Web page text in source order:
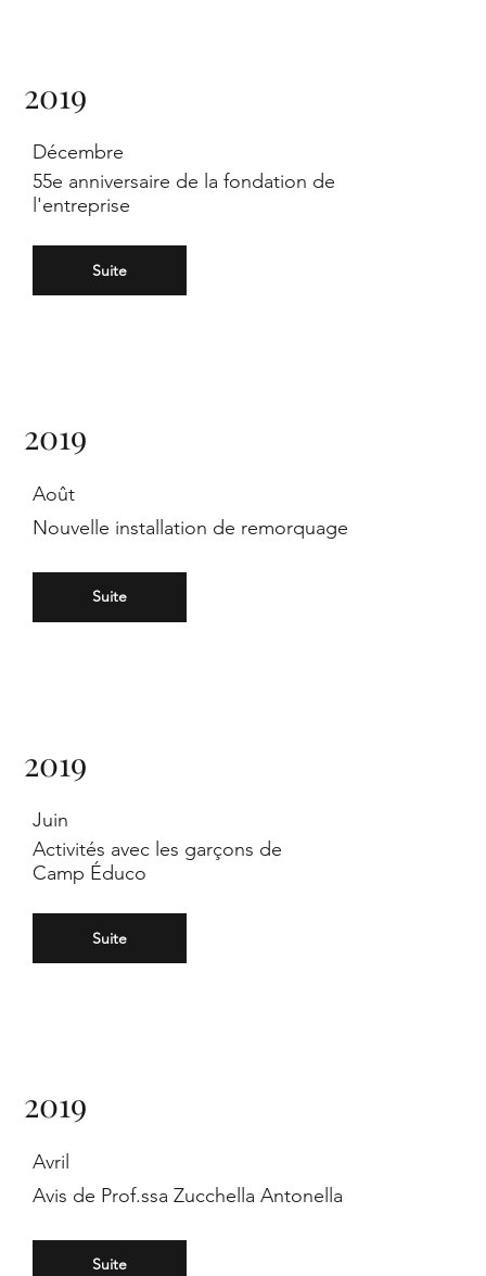
2019
Décembre
55e anniversaire de la fondation de
l'entreprise
Suite
2019
Août
Nouvelle installation de remorquage
Suite
2019
Juin
Activités avec les garçons de
Camp Éduco
Suite
2019
Avril
Avis de Prof.ssa Zucchella Antonella
Suite
Srl
,
ein
e
de
r